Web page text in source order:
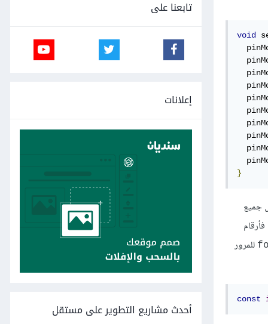
void
}
جميع
فأرقام
للمرور
const
تابعنا على
إعلانات
أحدث مشاريع التطوير على مستقل